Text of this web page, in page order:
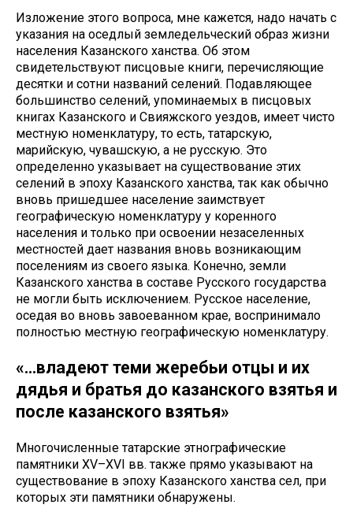
Изложение этого вопроса, мне кажется, надо начать с
указания на оседлый земледельческий образ жизни
населения Казанского ханства. Об этом
свидетельствуют писцовые книги, перечисляющие
десятки и сотни названий селений. Подавляющее
большинство селений, упоминаемых в писцовых
книгах Казанского и Свияжского уездов, имеет чисто
местную номенклатуру, то есть, татарскую,
марийскую, чувашскую, а не русскую. Это
определенно указывает на существование этих
селений в эпоху Казанского ханства, так как обычно
вновь пришедшее население заимствует
географическую номенклатуру у коренного
населения и только при освоении незаселенных
местностей дает названия вновь возникающим
поселениям из своего языка. Конечно, земли
Казанского ханства в составе Русского государства
не могли быть исключением. Русское население,
оседая во вновь завоеванном крае, воспринимало
полностью местную географическую номенклатуру.
«…владеют теми жеребьи отцы и их
дядья и братья до казанского взятья и
после казанского взятья»
Многочисленные татарские этнографические
памятники ХV–ХVI вв. также прямо указывают на
существование в эпоху Казанского ханства сел, при
которых эти памятники обнаружены.